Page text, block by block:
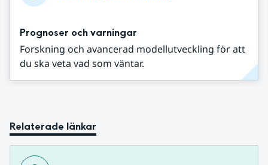
Prognoser och varningar
Forskning och avancerad modellutveckling för att
du ska veta vad som väntar.
Relaterade länkar